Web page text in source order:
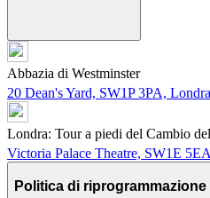
Abbazia di Westminster
20 Dean's Yard, SW1P 3PA, Londra
Londra: Tour a piedi del Cambio
Victoria Palace Theatre, SW1E
Politica di riprogrammazione